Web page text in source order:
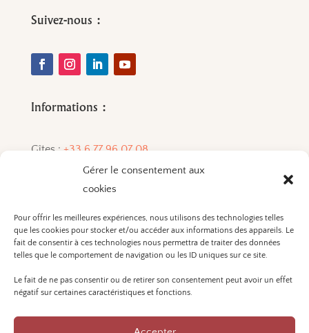
Gérer le consentement aux
cookies
Pour offrir les meilleures expériences, nous utilisons des technologies telles
que les cookies pour stocker et/ou accéder aux informations des appareils. Le
fait de consentir à ces technologies nous permettra de traiter des données
telles que le comportement de navigation ou les ID uniques sur ce site.
Le fait de ne pas consentir ou de retirer son consentement peut avoir un effet
négatif sur certaines caractéristiques et fonctions.
Suivez-nous :
Informations :
Gîtes : +33 6 77 96 07 08
L'ABUS D'ALCOOL EST
DANGEREUX POUR LA SANTÉ. A
CONSOMMER AVEC
MODÉRATION.